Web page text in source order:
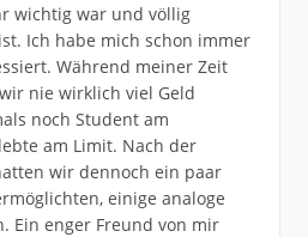
wichtig war und völlig
Ich habe mich schon immer
Während meiner Zeit
wir nie wirklich viel Geld
noch Student am
am Limit. Nach der
wir dennoch ein paar
einige analoge
Ein enger Freund von mir